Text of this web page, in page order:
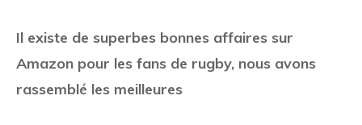
Il existe de superbes bonnes affaires sur
Amazon pour les fans de rugby, nous avons
rassemblé les meilleures